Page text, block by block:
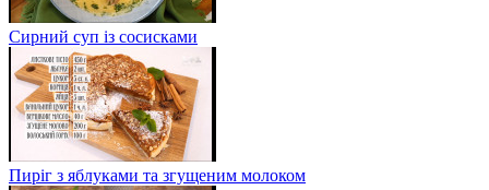
Сирний суп із сосисками
Пиріг з яблуками та згущеним молоком